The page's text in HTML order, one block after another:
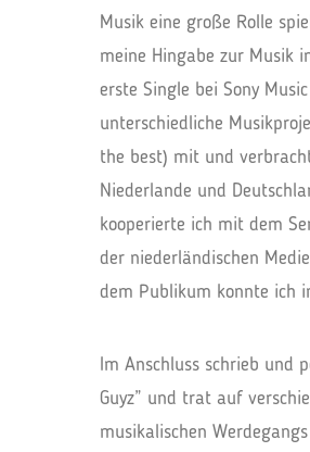
Musik eine große Rolle
meine Hingabe zur Musik
erste Single bei Sony
unterschiedliche
the best) mit und
Niederlande und
kooperierte ich mit dem
der niederländischen
dem Publikum konnte ich
m Anschluss schrieb und
Guyz” und trat auf
musikalischen